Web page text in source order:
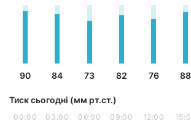
90 84 73 82 76 88
Тиск сьогодні (мм рт.ст.)
00:00 03:00 06:00 09:00 12:00